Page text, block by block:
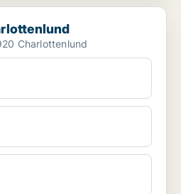
Charlottenlund